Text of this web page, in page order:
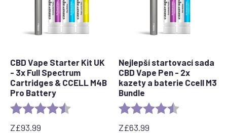
CBD Vape Starter Kit UK
- 3x Full Spectrum
Cartridges & CCELL M4B
Pro Battery
Rating: 4.8 out of 5 stars
Z£93.99
Nejlepší startovací sada
CBD Vape Pen - 2x
kazety a baterie Ccell M3
Bundle
Rating:
Z£63.99